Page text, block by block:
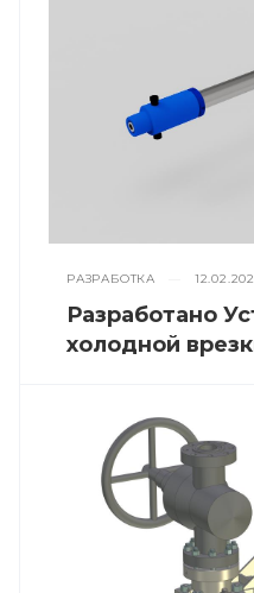
РАЗРАБОТКА
Разработано
холодной